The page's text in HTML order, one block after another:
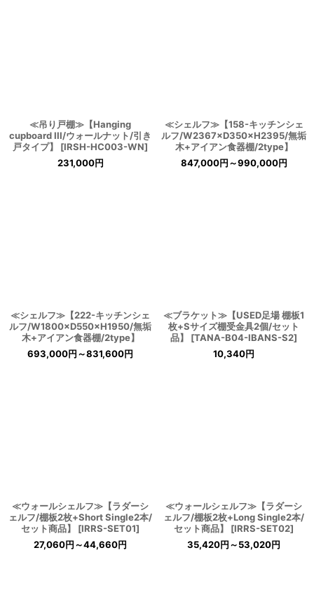
≪吊り戸棚≫【Hanging
cupboard III/ウォールナット/引き
戸タイプ】
[IRSH-HC003-WN]
231,000円
≪シェルフ≫【158-キッチンシェ
ルフ/W2367×D350×H2395/無垢
木+アイアン食器棚/2type】
847,000円～990,000円
≪シェルフ≫【222-キッチンシェ
ルフ/W1800×D550×H1950/無垢
木+アイアン食器棚/2type】
693,000円～831,600円
≪ブラケット≫【USED足場 棚板1
枚+Sサイズ棚受金具2個/セット
品】
[TANA-B04-IBANS-S2]
10,340円
≪ウォールシェルフ≫【ラダーシ
ェルフ/棚板2枚+Short Single2本/
セット商品】
[IRRS-SET01]
27,060円～44,660円
≪ウォールシェルフ≫【ラダーシ
ェルフ/棚板2枚+Long Single2本/
セット商品】
[IRRS-SET02]
35,420円～53,020円